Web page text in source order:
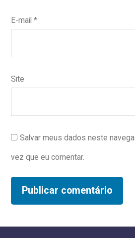
E-mail *
Site
Salvar meus dados neste
vez que eu comentar.